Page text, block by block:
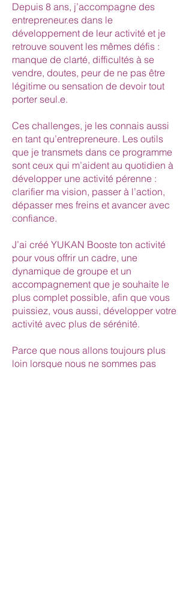
Depuis 8 ans, j’accompagne des
entrepreneur.es dans le
développement de leur activité et je
retrouve souvent les mêmes défis :
manque de clarté, difficultés à se
vendre, doutes, peur de ne pas être
légitime ou sensation de devoir tout
porter seul.e.
Ces challenges, je les connais aussi
en tant qu’entrepreneure. Les outils
que je transmets dans ce programme
sont ceux qui m’aident au quotidien à
développer une activité pérenne :
clarifier ma vision, passer à l’action,
dépasser mes freins et avancer avec
confiance.
J’ai créé YUKAN Booste ton activité
pour vous offrir un cadre, une
dynamique de groupe et un
accompagnement que je souhaite le
plus complet possible, afin que vous
puissiez, vous aussi, développer votre
activité avec plus de sérénité.
Parce que nous allons toujours plus
loin lorsque nous ne sommes pas